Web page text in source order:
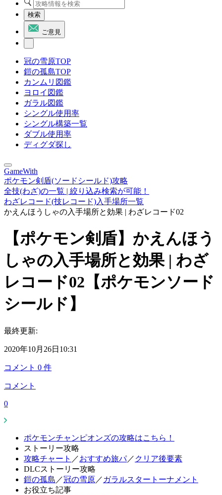
検索
ご意見
冠の雪原TOP
鎧の孤島TOP
カンムリ図鑑
ヨロイ図鑑
ガラル図鑑
シングル使用率
シングル構築一覧
ダブル使用率
ディグダ探し
GameWith
ポケモン剣盾(ソードシールド)攻略
全技(わざ)の一覧 | 絞り込み検索が可能！
わざレコード(技レコード)入手場所一覧
かえんほうしゃの入手場所と効果 | わざレコード02
【ポケモン剣盾】かえんほう
しゃの入手場所と効果 | わざ
レコード02【ポケモンソード
シールド】
最終更新:
2020年10月26日10:31
コメント 0 件
コメント
0
ポケモンチャンピオンズの攻略はこちら！
ストーリー攻略
攻略チャート ／おすすめ旅パ／ クリア後要素
DLCストーリー攻略
鎧の孤島 ／冠の雪原／ ガラルスタートーナメント
お役立ち記事